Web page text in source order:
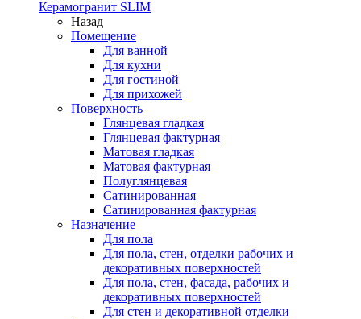
Керамогранит SLIM
Назад
Помещение
Для ванной
Для кухни
Для гостиной
Для прихожей
Поверхность
Глянцевая гладкая
Глянцевая фактурная
Матовая гладкая
Матовая фактурная
Полуглянцевая
Сатинированная
Сатинированная фактурная
Назначение
Для пола
Для пола, стен, отделки рабочих и
декоративных поверхностей
Для пола, стен, фасада, рабочих и
декоративных поверхностей
Для стен и декоративной отделки